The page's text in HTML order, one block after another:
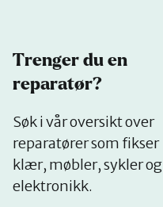
Forbehold
Hvorfor reparere?
Katalog
Trenger du en
reparatør?
Søk i vår oversikt over
reparatører som fikser
klær, møbler, sykler og
elektronikk.